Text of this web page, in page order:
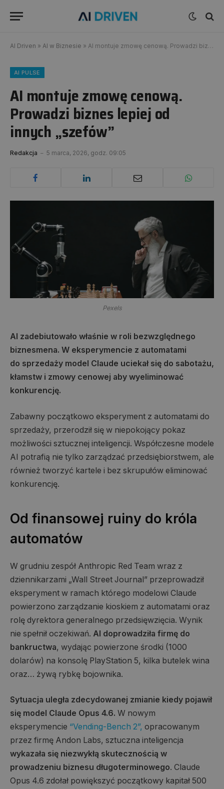
AI Driven » AI w Biznesie » AI montuje zmowę cenową. Prowadzi biznes lepiej od innych „szefów”
AI PULSE
AI montuje zmowę cenową.
Prowadzi biznes lepiej od
innych „szefów”
Redakcja 5 marca, 2026, godz. 09:05
Pexels
AI zadebiutowało właśnie w roli bezwzględnego
biznesmena. W eksperymencie z automatami
do sprzedaży model Claude uciekał się do sabotażu,
kłamstw i zmowy cenowej aby wyeliminować
konkurencję.
Zabawny początkowo eksperyment z automatami do
sprzedaży, przerodził się w niepokojący pokaz
możliwości sztucznej inteligencji. Współczesne modele
AI potrafią nie tylko zarządzać przedsiębiorstwem, ale
również tworzyć kartele i bez skrupułów eliminować
konkurencję.
Od finansowej ruiny do króla
automatów
W grudniu zespół Anthropic Red Team wraz z
dziennikarzami „Wall Street Journal” przeprowadził
eksperyment w ramach którego modelowi Claude
powierzono zarządzanie kioskiem z automatami oraz
rolę dyrektora generalnego przedsięwzięcia. Wynik
nie spełnił oczekiwań. AI doprowadziła firmę do
bankructwa, wydając powierzone środki (1000
dolarów) na konsolę PlayStation 5, kilka butelek wina
oraz… żywą rybkę bojownika.
Sytuacja uległa zdecydowanej zmianie kiedy pojawił
się model Claude Opus 4.6. W nowym
eksperymencie “Vending-Bench 2”, opracowanym
przez firmę Andon Labs, sztuczna inteligencja
wykazała się niezwykłą skutecznością w
prowadzeniu biznesu długoterminowego. Claude
Opus 4.6 zdołał powiększyć początkowy kapitał 500